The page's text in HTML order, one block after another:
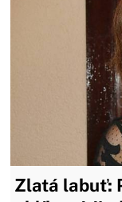
Zlatá labuť: